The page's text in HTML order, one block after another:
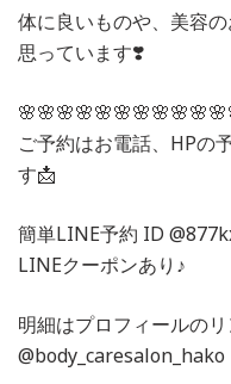
体に良いものや、美容
思っています❣️
ご予約はお電話、HPの
す📩
簡単LINE予約 ID
LINEクーポンあり♪
明細はプロフィールの
@body_caresalon_hako